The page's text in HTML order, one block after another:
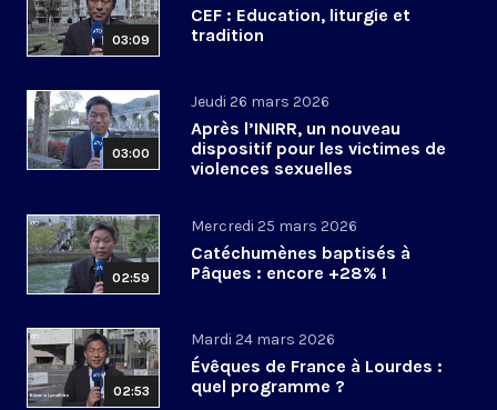
03:09
CEF : Education, liturgie et
tradition
03:00
Jeudi 26 mars 2026
Après l’INIRR, un nouveau
dispositif pour les victimes de
violences sexuelles
02:59
Mercredi 25 mars 2026
Catéchumènes baptisés à
Pâques : encore +28% !
02:53
Mardi 24 mars 2026
Évêques de France à Lourdes :
quel programme ?